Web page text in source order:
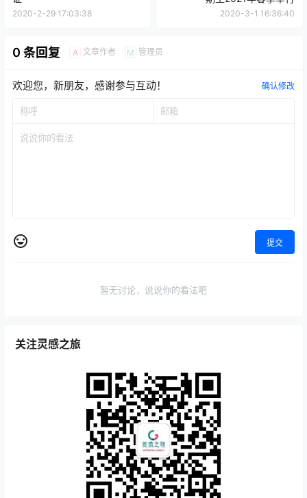
2020-2-29 17:03:38 2020-3-1 16:36:40
0 条回复 A 文章作者 M 管理员
欢迎您，新朋友，感谢参与互动！ 确认修改
提交
暂无讨论，说说你的看法吧
关注灵感之旅